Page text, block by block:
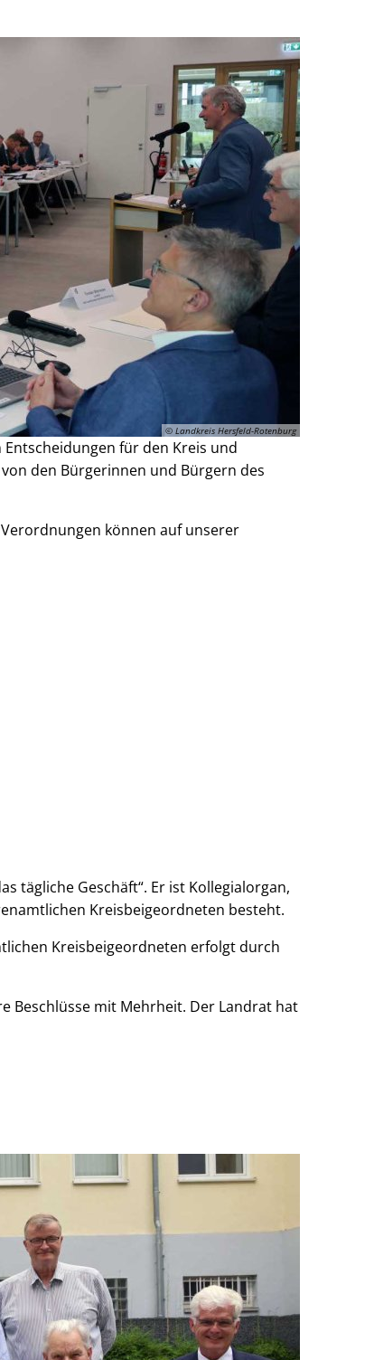
© Landkreis Hersfeld-Rotenburg
für den Kreis und
den Bürgerinnen und Bürgern des
können auf unserer
tägliche Geschäft“. Er ist Kollegialorgan,
Kreisbeigeordneten besteht.
Kreisbeigeordneten erfolgt durch
Beschlüsse mit Mehrheit. Der Landrat hat